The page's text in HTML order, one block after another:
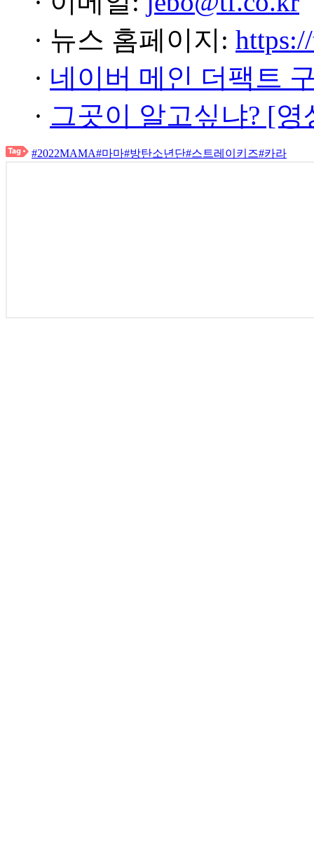
· 뉴스 홈페이지:
· 네이버 메인 더팩트
· 그곳이 알고싶냐? [
#2022MAMA#마마#방탄소년단#스트레이키즈#카라